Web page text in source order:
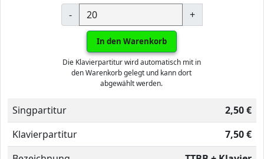
- +
In den Warenkorb
Die Klavierpartitur wird automatisch mit in
den Warenkorb gelegt und kann dort
abgewählt werden.
Singpartitur
2,50 €
Klavierpartitur
7,50 €